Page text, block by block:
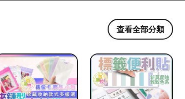
查看全部分類